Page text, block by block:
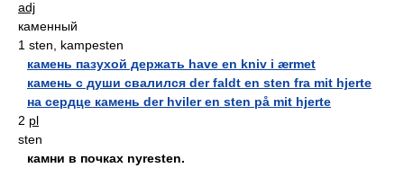
adj
каменный
1 sten, kampesten
камень пазухой держать have en kniv i ærmet
камень c души свалился der faldt en sten fra mit hjerte
на сердце камень der hviler en sten på mit hjerte
2 pl
sten
камни в почках nyresten.